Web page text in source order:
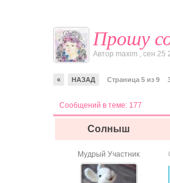
Прошу
Автор maxim ,сен 25
« НАЗАД Страница 5 из 9
Сообщений в теме: 177
Солныш
Мудрый Участник